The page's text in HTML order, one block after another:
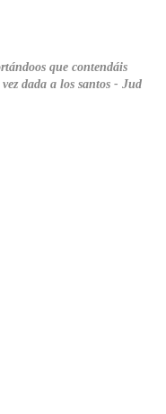
que contendáis
dada a los santos - Jud